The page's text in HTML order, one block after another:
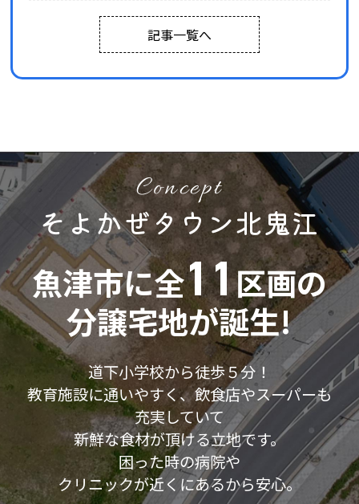
記事一覧へ
Concept
そよかぜタウン北鬼江
魚津市に全11区画の
分譲宅地が誕生!
道下小学校から徒歩５分！
教育施設に通いやすく、飲食店やスーパーも
充実していて
新鮮な食材が頂ける立地です。
困った時の病院や
クリニックが近くにあるから安心。